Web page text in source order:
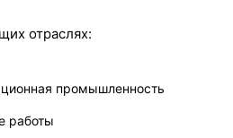
отраслях:
промышленность
работы